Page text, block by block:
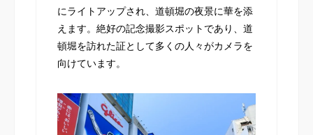
にライトアップされ、道頓堀の夜景に華を添
えます。絶好の記念撮影スポットであり、道
頓堀を訪れた証として多くの人々がカメラを
向けています。